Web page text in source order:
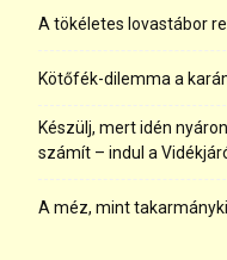
A tökéletes lovastábor
Kötőfék-dilemma a
Készülj, mert idén
számít – indul a
A méz, mint